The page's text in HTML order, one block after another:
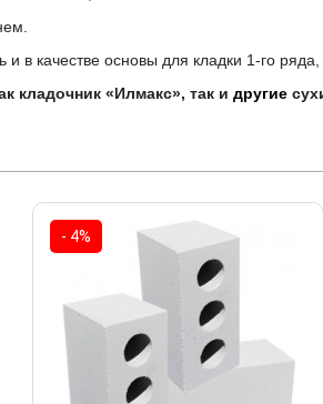
в качестве основы для кладки 1-го
кладочник «Илмакс», так и другие
- 4%